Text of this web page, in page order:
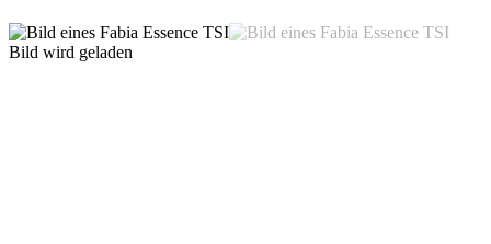
Bild wird geladen